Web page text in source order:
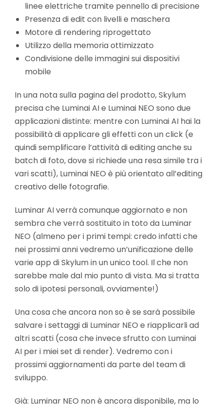
linee elettriche tramite pennello di precisione
Presenza di edit con livelli e maschera
Motore di rendering riprogettato
Utilizzo della memoria ottimizzato
Condivisione delle immagini sui dispositivi
mobile
In una nota sulla pagina del prodotto, Skylum
precisa che Luminai AI e Luminai NEO sono due
applicazioni distinte: mentre con Luminai AI hai la
possibilità di applicare gli effetti con un click (e
quindi semplificare l’attività di editing anche su
batch di foto, dove si richiede una resa simile tra i
vari scatti), Luminai NEO è più orientato all’editing
creativo delle fotografie.
Luminar AI verrà comunque aggiornato e non
sembra che verrà sostituito in toto da Luminar
NEO (almeno per i primi tempi: credo infatti che
nei prossimi anni vedremo un’unificazione delle
varie app di Skylum in un unico tool. Il che non
sarebbe male dal mio punto di vista. Ma si tratta
solo di ipotesi personali, ovviamente!)
Una cosa che ancora non so è se sarà possibile
salvare i settaggi di Luminar NEO e riapplicarli ad
altri scatti (cosa che invece sfrutto con Luminai
AI per i miei set di render). Vedremo con i
prossimi aggiornamenti da parte del team di
sviluppo.
Già: Luminar NEO non è ancora disponibile, ma lo